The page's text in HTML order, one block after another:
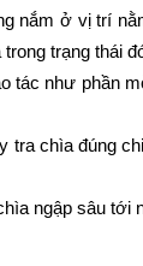
nắm ở vị trí
trạng thái
tác như phần
tra chìa đúng
ngập sâu tới